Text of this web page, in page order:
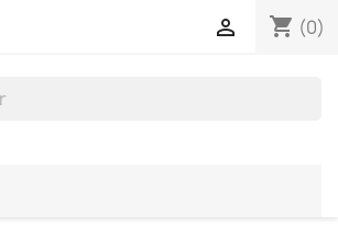
shopping_cart (0)
